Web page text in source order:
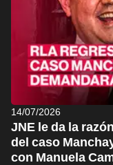
14/07/2026
JNE le da la
del caso
con Manuela